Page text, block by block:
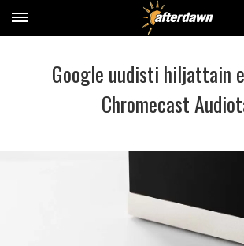
Google uudisti hiljattain
Chromecast